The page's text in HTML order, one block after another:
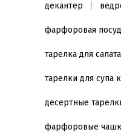
декантер
фарфоровая
тарелка для салата
тарелки для супа
десертные
фарфоровые